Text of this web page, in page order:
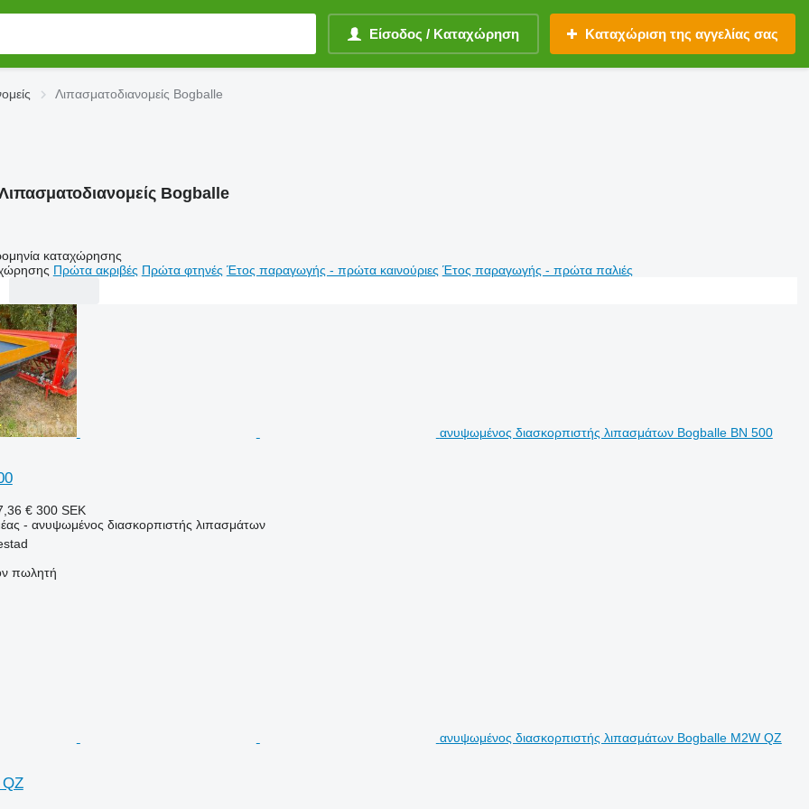
Είσοδος / Καταχώρηση Καταχώριση της αγγελίας σας
Λιπασματοδιανομείς Bogballe
Bogballe
καταχώρησης
Πρώτα ακριβές Πρώτα φτηνές Έτος παραγωγής - πρώτα καινούριες Έτος παραγωγής - πρώτα παλιές
ανυψωμένος διασκορπιστής λιπασμάτων Bogballe BN 500
€ 300 SEK
- ανυψωμένος διασκορπιστής λιπασμάτων
πωλητή
ανυψωμένος διασκορπιστής λιπασμάτων Bogballe M2W QZ